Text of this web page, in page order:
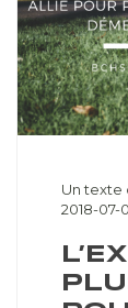
Un texte
2018-07-